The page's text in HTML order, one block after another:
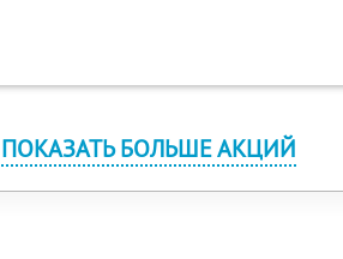
ПОКАЗАТЬ БОЛЬШЕ АКЦИЙ